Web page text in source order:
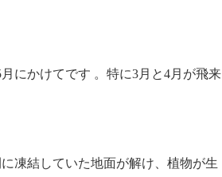
にかけてです 。特に3月と4月が飛来
凍結していた地面が解け、植物が生